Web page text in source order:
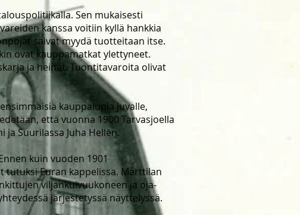
Sen mukaisesti
kanssa voitiin kyllä hankkia
saivat myydä tuotteitaan itse.
ovat kauppamatkat ylettyneet.
ja heinät. Tuontitavaroita olivat
kauppalupia Juvalle,
että vuonna 1900 Tarvasjoella
ja Suurilassa Juha Hellén.
kuin vuoden 1901
Euran kappelissa. Marttilan
viljankuivuukoneen ja oja-
järjestetyssä näyttelyssä.